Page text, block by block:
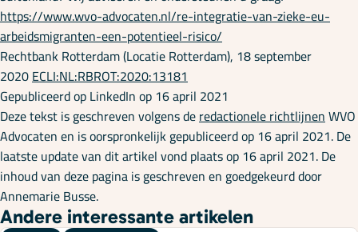
https://www.wvo-advocaten.nl/re-integratie-van-zieke-eu-
arbeidsmigranten-een-potentieel-risico/
Rechtbank Rotterdam (Locatie Rotterdam), 18 september
2020ECLI:NL:RBROT:2020:13181
Gepubliceerd op LinkedIn op 16 april 2021
Deze tekst is geschreven volgens deredactionele richtlijnenWVO
Advocaten en is oorspronkelijk gepubliceerd op 16 april 2021. De
laatste update van dit artikel vond plaats op 16 april 2021. De
inhoud van deze pagina is geschreven en goedgekeurd door
Annemarie Busse.
Andere interessante artikelen